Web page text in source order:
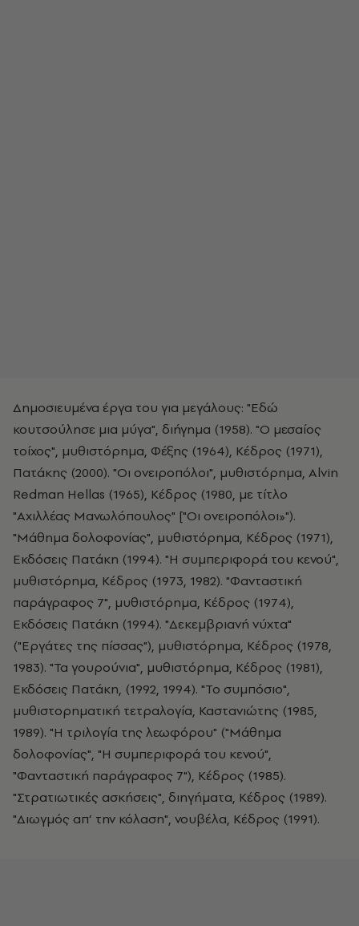
Δημοσιευμένα έργα του για μεγάλους: "Εδώ
κουτσούλησε μια μύγα", διήγημα (1958). "Ο μεσαίος
τοίχος", μυθιστόρημα, Φέξης (1964), Κέδρος (1971),
Πατάκης (2000). "Οι ονειροπόλοι", μυθιστόρημα, Alvin
Redman Hellas (1965), Κέδρος (1980, με τίτλο
"Αχιλλέας Μανωλόπουλος" ["Οι ονειροπόλοι»").
"Μάθημα δολοφονίας", μυθιστόρημα, Κέδρος (1971),
Εκδόσεις Πατάκη (1994). "Η συμπεριφορά του κενού",
μυθιστόρημα, Κέδρος (1973, 1982). "Φανταστική
παράγραφος 7", μυθιστόρημα, Κέδρος (1974),
Εκδόσεις Πατάκη (1994). "Δεκεμβριανή νύχτα"
("Εργάτες της πίσσας"), μυθιστόρημα, Κέδρος (1978,
1983). "Τα γουρούνια", μυθιστόρημα, Κέδρος (1981),
Εκδόσεις Πατάκη, (1992, 1994). "Το συμπόσιο",
μυθιστορηματική τετραλογία, Καστανιώτης (1985,
1989). "Η τριλογία της λεωφόρου" ("Μάθημα
δολοφονίας", "Η συμπεριφορά του κενού",
"Φανταστική παράγραφος 7"), Κέδρος (1985).
"Στρατιωτικές ασκήσεις", διηγήματα, Κέδρος (1989).
"Διωγμός απ’ την κόλαση", νουβέλα, Κέδρος (1991).